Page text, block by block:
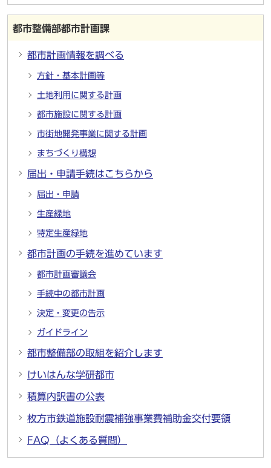
都市整備部都市計画課
都市計画情報を調べる
方針・基本計画等
土地利用に関する計画
都市施設に関する計画
市街地開発事業に関する計画
まちづくり構想
届出・申請手続はこちらから
届出・申請
生産緑地
特定生産緑地
都市計画の手続を進めています
都市計画審議会
手続中の都市計画
決定・変更の告示
ガイドライン
都市整備部の取組を紹介します
けいはんな学研都市
積算内訳書の公表
枚方市鉄道施設耐震補強事業費補助金交付要領
FAQ（よくある質問）